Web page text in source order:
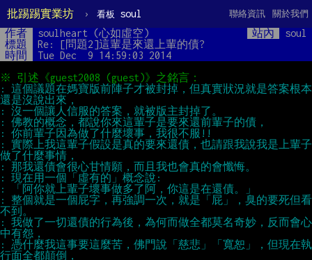
批踢踢實業坊 › 看板 soul 關於我們
聯絡資訊
作者 soulheart (心如虛空) 站內
soul
標題
Re: [問題2]這輩是來還上輩的債?
時間
Tue Dec  9 14:59:03 2014
: 這個議題在媽寶版前陣子才被封掉，但真實狀況就是答案根本
: 實際上我這輩子假設是真的要來還債，也請跟我說我是上輩子
: 整個就是一個屁字，再強調一次，就是「屁」，臭的要死但看
: 我做了一切還債的行為後，為何而做全都莫名奇妙，反而會心
: 憑什麼我這事要這麼苦，佛門說「慈悲」「寬恕」，但現在執